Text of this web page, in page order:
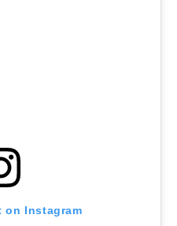
on Instagram